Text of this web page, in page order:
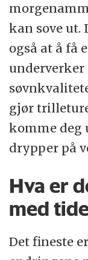
kan sove ut.
også at å få
gjør
komme deg
drypper på
Hva er
med
Det fineste